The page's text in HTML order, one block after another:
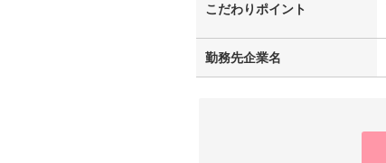
こだわりポイント
勤務先企業名